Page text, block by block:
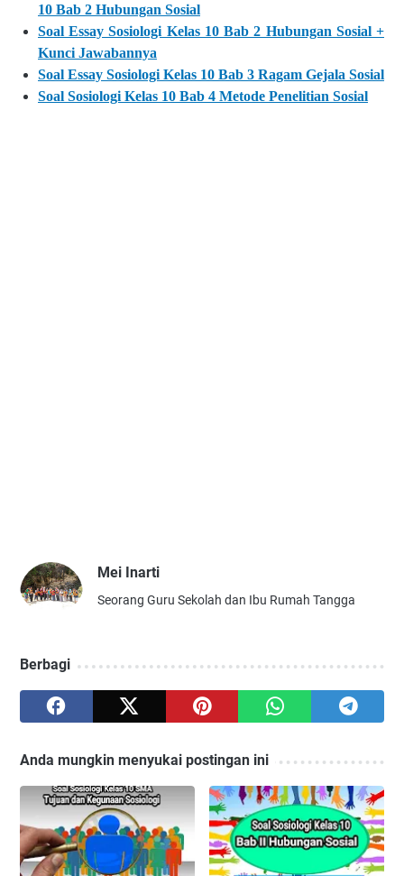
10 Bab 2 Hubungan Sosial
Soal Essay Sosiologi Kelas 10 Bab 2 Hubungan Sosial +
Kunci Jawabannya
Soal Essay Sosiologi Kelas 10 Bab 3 Ragam Gejala Sosial
Soal Sosiologi Kelas 10 Bab 4 Metode Penelitian Sosial
Mei Inarti
Seorang Guru Sekolah dan Ibu Rumah Tangga
Berbagi
Anda mungkin menyukai postingan ini